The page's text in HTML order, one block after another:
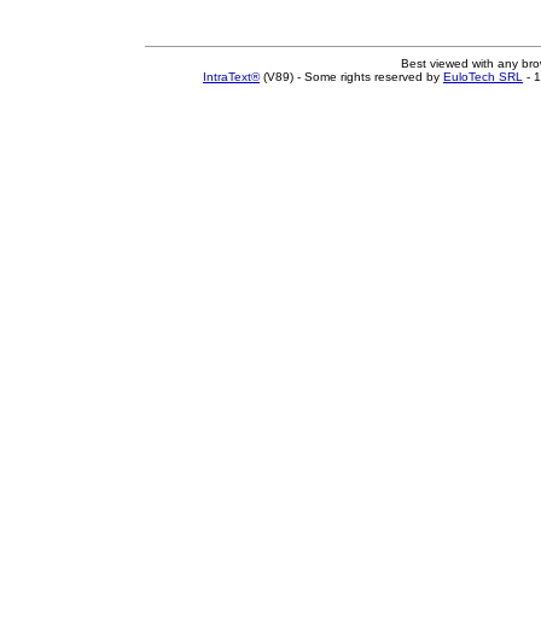
Best viewed with any
IntraText®(V89) - Some rights reserved by EuloTech SRL -